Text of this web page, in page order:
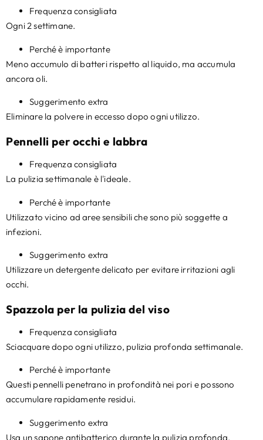
Frequenza consigliata
Ogni 2 settimane.
Perché è importante
Meno accumulo di batteri rispetto al liquido, ma accumula
ancora oli.
Suggerimento extra
Eliminare la polvere in eccesso dopo ogni utilizzo.
Pennelli per occhi e labbra
Frequenza consigliata
La pulizia settimanale è l'ideale.
Perché è importante
Utilizzato vicino ad aree sensibili che sono più soggette a
infezioni.
Suggerimento extra
Utilizzare un detergente delicato per evitare irritazioni agli
occhi.
Spazzola per la pulizia del viso
Frequenza consigliata
Sciacquare dopo ogni utilizzo, pulizia profonda settimanale.
Perché è importante
Questi pennelli penetrano in profondità nei pori e possono
accumulare rapidamente residui.
Suggerimento extra
Usa un sapone antibatterico durante la pulizia profonda.